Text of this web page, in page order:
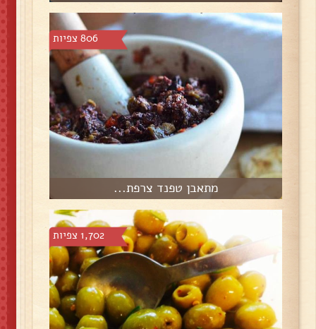
806 צפיות
מתאבן טפנד צרפת...
1,702 צפיות